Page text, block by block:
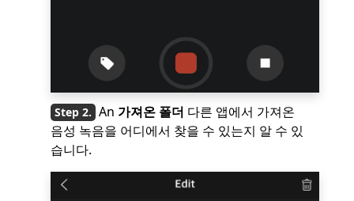
An 가져온 폴더 다른 앱에서 가져온
음성 녹음을 어디에서 찾을 수 있는지 알 수 있
습니다.